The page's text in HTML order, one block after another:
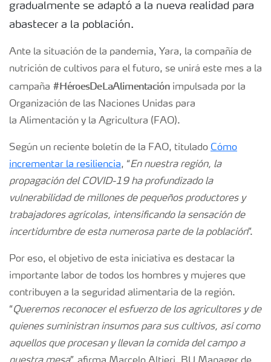
gradualmente se adaptó a la nueva realidad para
abastecer a la población.
Ante la situación de la pandemia, Yara, la compañía de
nutrición de cultivos para el futuro, se unirá este mes a la
campaña #HéroesDeLaAlimentaciónimpulsada por la
Organización de las Naciones Unidas para
la Alimentación y la Agricultura (FAO).
Según un reciente boletín de la FAO, titulado Cómo
incrementar la resiliencia, “En nuestra región, la
propagación del COVID-19 ha profundizado la
vulnerabilidad de millones de pequeños productores y
trabajadores agrícolas, intensificando la sensación de
incertidumbre de esta numerosa parte de la población”.
Por eso, el objetivo de esta iniciativa es destacar la
importante labor de todos los hombres y mujeres que
contribuyen a la seguridad alimentaria de la región.
“Queremos reconocer el esfuerzo de los agricultores y de
quienes suministran insumos para sus cultivos, así como
aquellos que procesan y llevan la comida del campo a